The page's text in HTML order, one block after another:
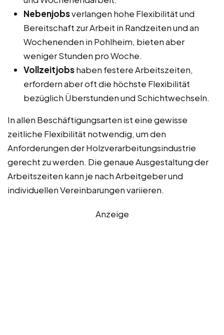
Nebenjobsverlangen hohe Flexibilität und
Bereitschaft zur Arbeit in Randzeiten und an
Wochenenden in Pohlheim, bieten aber
weniger Stunden pro Woche.
Vollzeitjobshaben festere Arbeitszeiten,
erfordern aber oft die höchste Flexibilität
bezüglich Überstunden und Schichtwechseln.
In allen Beschäftigungsarten ist eine gewisse
zeitliche Flexibilität notwendig, um den
Anforderungen der Holzverarbeitungsindustrie
gerecht zu werden. Die genaue Ausgestaltung der
Arbeitszeiten kann je nach Arbeitgeber und
individuellen Vereinbarungen variieren.
Anzeige